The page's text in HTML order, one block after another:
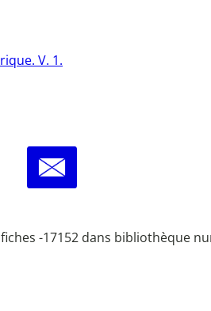
V. 1.
-17152 dans bibliothèque